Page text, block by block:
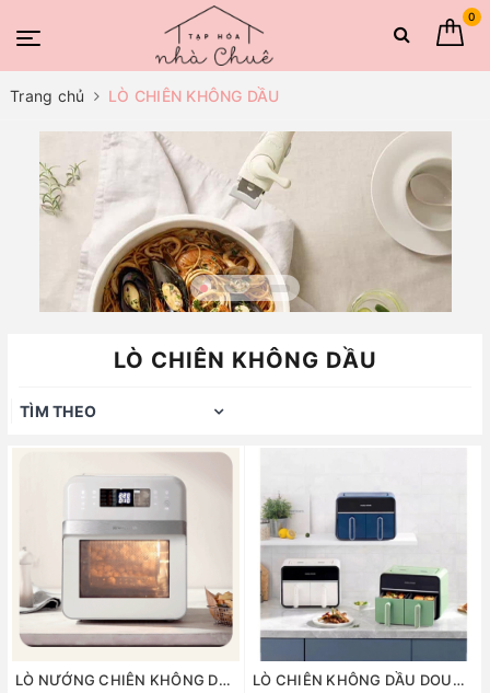
0
Trang chủ LÒ CHIÊN KHÔNG DẦU
LÒ CHIÊN KHÔNG DẦU
TÌM THEO
LÒ NƯỚNG CHIÊN KHÔNG DẦU ĐA NĂNG JENNIFEROOM LÒ CHIÊN KHÔNG DẦU DOUBLE 2 NGĂN ĐIỀU KHIỂN ĐỘC LẬP MORPHY RICHARDS MR8100